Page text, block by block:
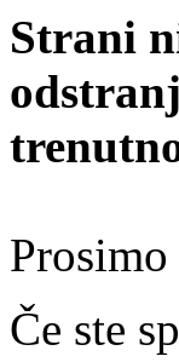
Strani
Če ste